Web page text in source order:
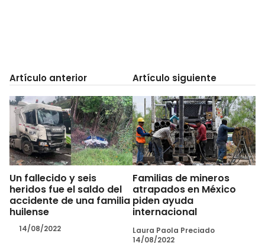
Artículo anterior
Un fallecido y seis
heridos fue el saldo del
accidente de una familia
huilense
14/08/2022
Artículo siguiente
Familias de mineros
atrapados en México
piden ayuda
internacional
Laura Paola Preciado
14/08/2022